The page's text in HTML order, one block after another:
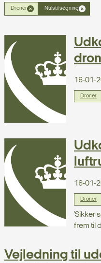
Droner Nulstil søgning
16-01-
Droner
16-01-
Droner
’Sikker
frem til
Vejledning til